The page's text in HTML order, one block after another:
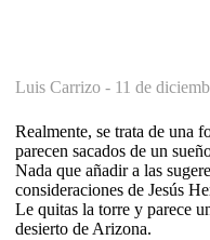
Luis Carrizo - 11 de
Realmente, se trata de una
parecen sacados de un
Nada que añadir a las
consideraciones de Jesús
Le quitas la torre y parece
desierto de Arizona.